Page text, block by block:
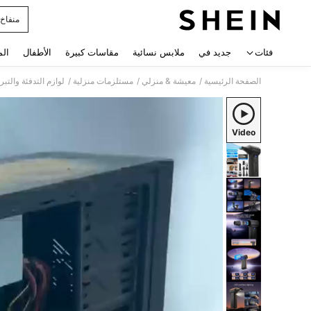
فئات جديد في ملابس نسائية مقاسات كبيرة الأطفال
الصفحة الرئيسية / معيشة & منزلي / مستلزمات منزلية / لوازم التدفئة
Video